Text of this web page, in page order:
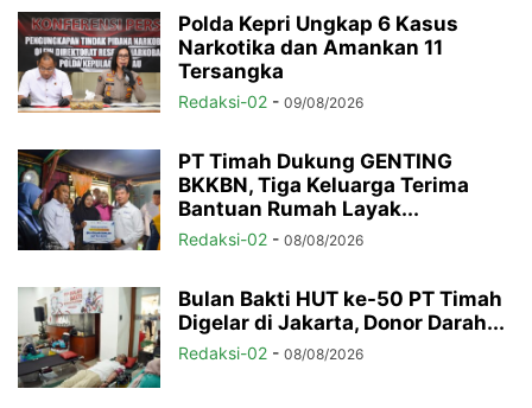
Polda Kepri Ungkap 6 Kasus
Narkotika dan Amankan 11
Tersangka
Redaksi-02 - 09/08/2026
PT Timah Dukung GENTING
BKKBN, Tiga Keluarga Terima
Bantuan Rumah Layak...
Redaksi-02 - 08/08/2026
Bulan Bakti HUT ke-50 PT Timah
Digelar di Jakarta, Donor Darah...
Redaksi-02 - 08/08/2026